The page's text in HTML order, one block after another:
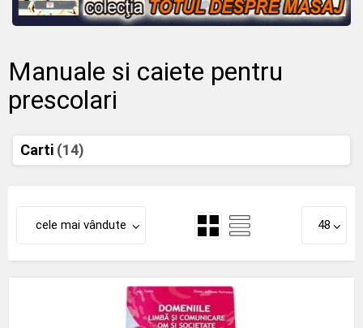
Manuale si caiete pentru
prescolari
Carti (14)
cele mai vândute 48